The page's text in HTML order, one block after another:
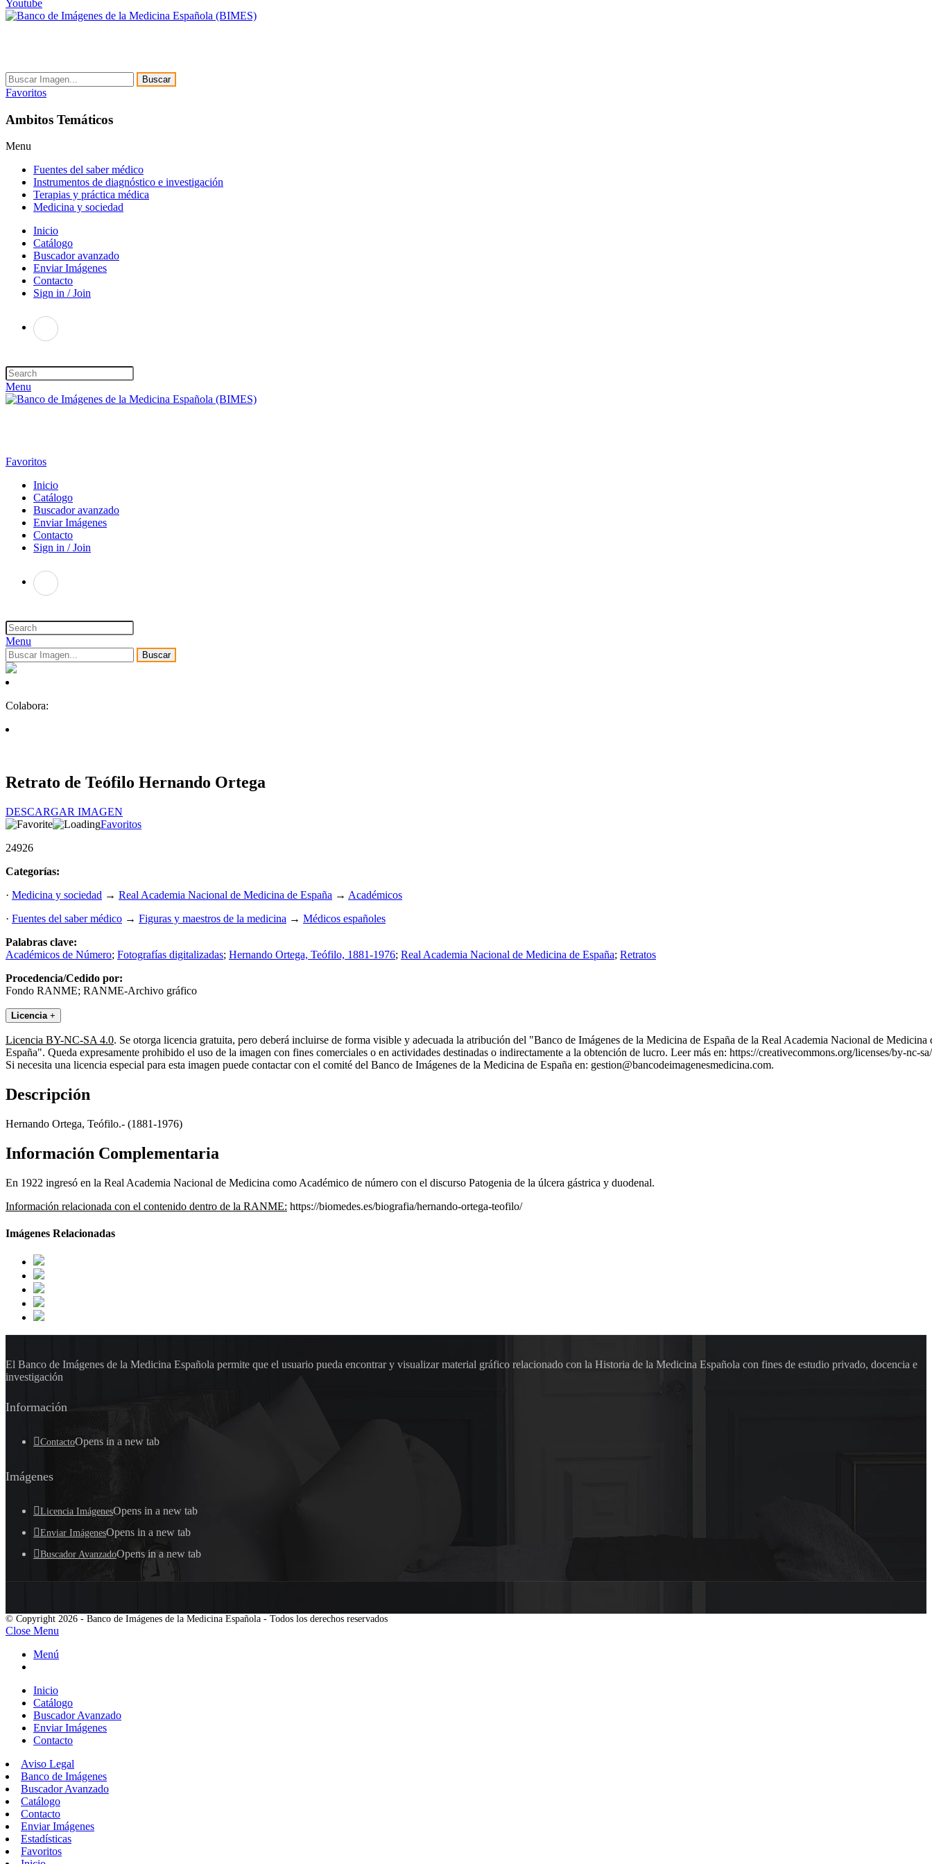
Youtube
Buscar
Favoritos
Ambitos Temáticos
Menu
Fuentes del saber médico
Instrumentos de diagnóstico e investigación
Terapias y práctica médica
Medicina y sociedad
Inicio
Catálogo
Buscador avanzado
Enviar Imágenes
Contacto
Sign in / Join
Menu
Favoritos
Inicio
Catálogo
Buscador avanzado
Enviar Imágenes
Contacto
Sign in / Join
Menu
Buscar
Colabora:
Retrato de Teófilo Hernando Ortega
DESCARGAR IMAGEN
Favoritos
24926
Categorías:
· Medicina y sociedad → Real Academia Nacional de Medicina de España → Académicos
· Fuentes del saber médico → Figuras y maestros de la medicina → Médicos españoles
Palabras clave:
Académicos de Número; Fotografías digitalizadas; Hernando Ortega, Teófilo, 1881-1976; Real Academia Nacional de Medicina de España; Retratos
Procedencia/Cedido por:
Fondo RANME; RANME-Archivo gráfico
Licencia +
Licencia BY-NC-SA 4.0. Se otorga licencia gratuita, pero deberá incluirse de forma visible y adecuada la atribución del "Banco de Imágenes de la Medicina de España de la Real Academia Nacional de Medicina
España". Queda expresamente prohibido el uso de la imagen con fines comerciales o en actividades destinadas o indirectamente a la obtención de lucro. Leer más en: https://creativecommons.org/licenses/by-nc-
Si necesita una licencia especial para esta imagen puede contactar con el comité del Banco de Imágenes de la Medicina de España en: gestion@bancodeimagenesmedicina.com.
Descripción
Hernando Ortega, Teófilo.- (1881-1976)
Información Complementaria
En 1922 ingresó en la Real Academia Nacional de Medicina como Académico de número con el discurso Patogenia de la úlcera gástrica y duodenal.
Información relacionada con el contenido dentro de la RANME: https://biomedes.es/biografia/hernando-ortega-teofilo/
Imágenes Relacionadas
El Banco de Imágenes de la Medicina Española permite que el usuario pueda encontrar y visualizar material gráfico relacionado con la Historia de la Medicina Española con fines de estudio privado, docencia e
investigación
Información
ContactoOpens in a new tab
Imágenes
Licencia ImágenesOpens in a new tab
Enviar ImágenesOpens in a new tab
Buscador AvanzadoOpens in a new tab
© Copyright 2026 - Banco de Imágenes de la Medicina Española - Todos los derechos reservados
Close Menu
Menú
Inicio
Catálogo
Buscador Avanzado
Enviar Imágenes
Contacto
Aviso Legal
Banco de Imágenes
Buscador Avanzado
Catálogo
Contacto
Enviar Imágenes
Estadísticas
Favoritos